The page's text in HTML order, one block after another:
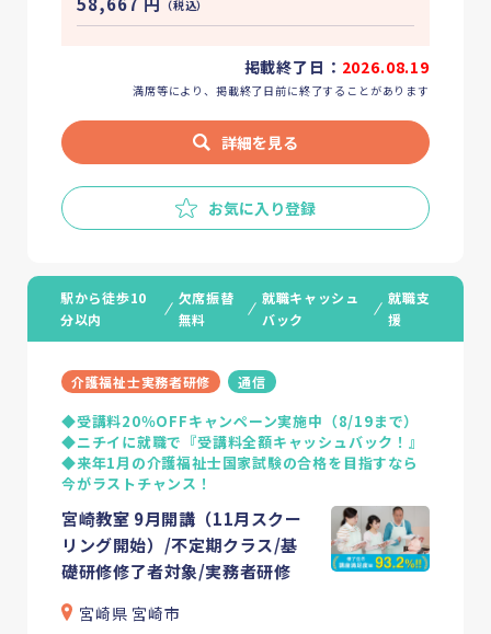
（税込）
掲載終了日： 2026.08.19
満席等により、掲載終了日前に終了することがあります
詳細を見る
お気に入り登録
駅から徒歩10
分以内
欠席振替
無料
就職キャッシュ
バック
就職支
援
介護福祉士実務者研修 通信
◆受講料20％OFFキャンペーン実施中（8/19まで）
◆ニチイに就職で『受講料全額キャッシュバック！』
◆来年1月の介護福祉士国家試験の合格を目指すなら
今がラストチャンス！
宮崎教室 9月開講（11月スクー
リング開始）/不定期クラス/基
礎研修修了者対象/実務者研修
宮崎県 宮崎市